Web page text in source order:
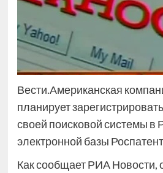
Вести.Американская
планирует
своей поисковой системы в
электронной базы
Как сообщает РИА Новости,